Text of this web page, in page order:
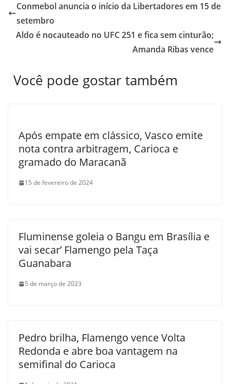
Conmebol anuncia o início da Libertadores em 15 de
setembro
Aldo é nocauteado no UFC 251 e fica sem cinturão;
Amanda Ribas vence
Você pode gostar também
Após empate em clássico, Vasco emite
nota contra arbitragem, Carioca e
gramado do Maracanã
15 de fevereiro de 2024
Fluminense goleia o Bangu em Brasília e
vai secar’ Flamengo pela Taça
Guanabara
5 de março de 2023
Pedro brilha, Flamengo vence Volta
Redonda e abre boa vantagem na
semifinal do Carioca